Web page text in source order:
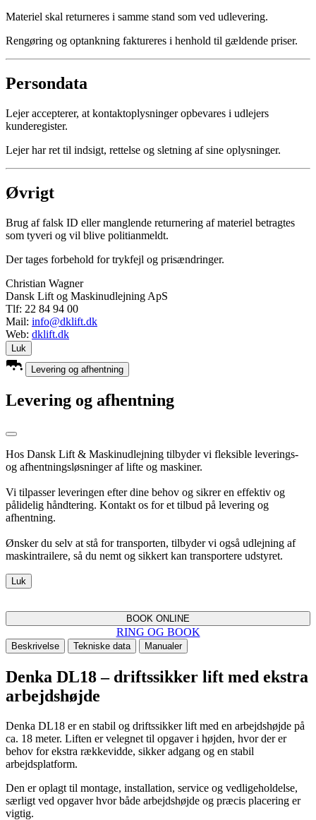
Materiel skal returneres i samme stand som ved udlevering.
Rengøring og optankning faktureres i henhold til gældende priser.
Persondata
Lejer accepterer, at kontaktoplysninger opbevares i udlejers
kunderegister.
Lejer har ret til indsigt, rettelse og sletning af sine oplysninger.
Øvrigt
Brug af falsk ID eller manglende returnering af materiel betragtes
som tyveri og vil blive politianmeldt.
Der tages forbehold for trykfejl og prisændringer.
Christian Wagner
Dansk Lift og Maskinudlejning ApS
Tlf: 22 84 94 00
Mail: info@dklift.dk
Web: dklift.dk
Luk
Levering og afhentning
Levering og afhentning
Hos Dansk Lift & Maskinudlejning tilbyder vi fleksible leverings-
og afhentningsløsninger af lifte og maskiner.
Vi tilpasser leveringen efter dine behov og sikrer en effektiv og
pålidelig håndtering. Kontakt os for et tilbud på levering og
afhentning.
Ønsker du selv at stå for transporten, tilbyder vi også udlejning af
maskintrailere, så du nemt og sikkert kan transportere udstyret.
Luk
BOOK ONLINE
RING OG BOOK
Beskrivelse Tekniske data Manualer
Denka DL18 – driftssikker lift med ekstra
arbejdshøjde
Denka DL18 er en stabil og driftssikker lift med en arbejdshøjde på
ca. 18 meter. Liften er velegnet til opgaver i højden, hvor der er
behov for ekstra rækkevidde, sikker adgang og en stabil
arbejdsplatform.
Den er oplagt til montage, installation, service og vedligeholdelse,
særligt ved opgaver hvor både arbejdshøjde og præcis placering er
vigtig.